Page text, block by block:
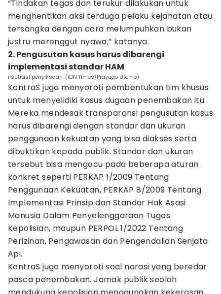
“Tindakan tegas dan terukur dilakukan untuk
menghentikan aksi terduga pelaku kejahatan atau
tersangka dengan cara melumpuhkan bukan
justru merenggut nyawa,” katanya.
2. Pengusutan kasus harus dibarengi
implementasi standar HAM
ilsutrasi penyiksaan. (IDN Times/Prayugo Utomo)
KontraS juga menyoroti pembentukan tim khusus
untuk menyelidiki kasus dugaan penembakan itu.
Mereka mendesak transparansi pengusutan kasus
harus dibarengi dengan standar dan ukuran
penggunaan kekuatan yang bisa diakses serta
dibuktikan kepada publik. Standar dan ukuran
tersebut bisa mengacu pada beberapa aturan
konkret seperti PERKAP 1/2009 Tentang
Penggunaan Kekuatan, PERKAP 8/2009 Tentang
Implementasi Prinsip dan Standar Hak Asasi
Manusia Dalam Penyelenggaraan Tugas
Kepolisian, maupun PERPOL 1/2022 Tentang
Perizinan, Pengawasan dan Pengendalian Senjata
Api.
KontraS juga menyoroti soal narasi yang beredar
pasca penembakan. Jamak publik seolah